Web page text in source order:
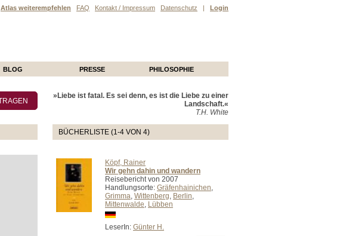
Atlas weiterempfehlen FAQ Kontakt / Impressum Datenschutz | Login
BLOG PRESSE PHILOSOPHIE
»Liebe ist fatal. Es sei denn, es ist die Liebe zu einer
Landschaft.«
T.H. White
BÜCHERLISTE (1-4 VON 4)
Köpf, Rainer
Wir gehn dahin und wandern
Reisebericht von 2007
Handlungsorte: Gräfenhainichen,
Grimma, Wittenberg, Berlin,
Mittenwalde, Lübben
LeserIn: Günter H.